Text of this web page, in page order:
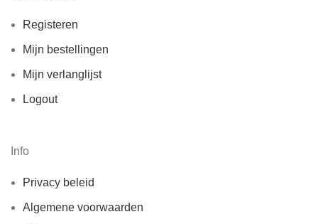
Registeren
Mijn bestellingen
Mijn verlanglijst
Logout
Info
Privacy beleid
Algemene voorwaarden